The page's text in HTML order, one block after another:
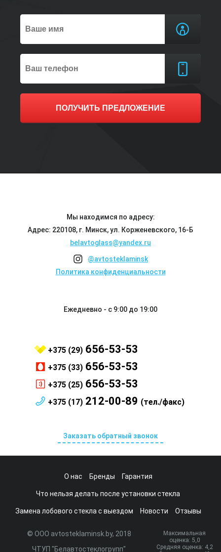
ПОЛУЧИТЬ ПРЕДЛОЖЕНИЕ
Мы находимся по адресу:
Адрес: 220108, г. Минск, ул. Корженевского, 16-Б
belavtoglass@yandex.ru
@avtosteklaminsk
Политика конфиденциальности
Ежедневно - с 9:00 до 19:00
+375 (29) 656-53-53
+375 (33) 656-53-53
+375 (25) 656-53-53
+375 (17) 212-00-89 (тел./факс)
Заказать обратный звонок
О нас Бренды Гарантия
Что нельзя делать после установки стекла
Замена лобового стекла с выездом Новости Отзывы
© ООО avtosteklaminsk.by, 2018
ЧТУП "Белавтостеклогрупп"
Максимальная
оценка: 5,0
Средняя оценка: 4,2